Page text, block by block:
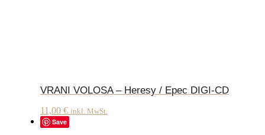
VRANI VOLOSA – Heresy / Epec DIGI-CD
11,00 € inkl. MwSt.
Save